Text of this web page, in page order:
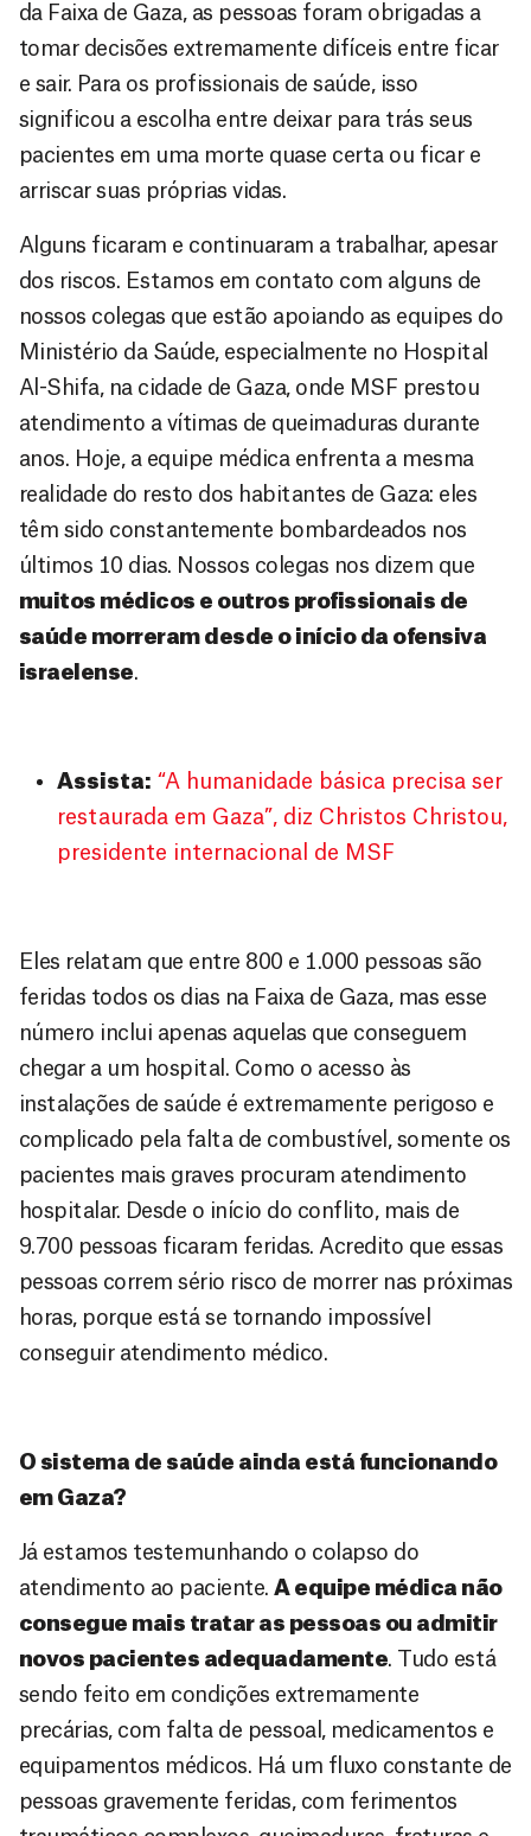
da Faixa de Gaza, as pessoas foram obrigadas a
tomar decisões extremamente difíceis entre ficar
e sair. Para os profissionais de saúde, isso
significou a escolha entre deixar para trás seus
pacientes em uma morte quase certa ou ficar e
arriscar suas próprias vidas.
Alguns ficaram e continuaram a trabalhar, apesar
dos riscos. Estamos em contato com alguns de
nossos colegas que estão apoiando as equipes do
Ministério da Saúde, especialmente no Hospital
Al-Shifa, na cidade de Gaza, onde MSF prestou
atendimento a vítimas de queimaduras durante
anos. Hoje, a equipe médica enfrenta a mesma
realidade do resto dos habitantes de Gaza: eles
têm sido constantemente bombardeados nos
últimos 10 dias. Nossos colegas nos dizem que
muitos médicos e outros profissionais de
saúde morreram desde o início da ofensiva
israelense.
Assista: “A humanidade básica precisa ser
restaurada em Gaza”, diz Christos Christou,
presidente internacional de MSF
Eles relatam que entre 800 e 1.000 pessoas são
feridas todos os dias na Faixa de Gaza, mas esse
número inclui apenas aquelas que conseguem
chegar a um hospital. Como o acesso às
instalações de saúde é extremamente perigoso e
complicado pela falta de combustível, somente os
pacientes mais graves procuram atendimento
hospitalar. Desde o início do conflito, mais de
9.700 pessoas ficaram feridas. Acredito que essas
pessoas correm sério risco de morrer nas próximas
horas, porque está se tornando impossível
conseguir atendimento médico.
O sistema de saúde ainda está funcionando
em Gaza?
Já estamos testemunhando o colapso do
atendimento ao paciente. A equipe médica não
consegue mais tratar as pessoas ou admitir
novos pacientes adequadamente. Tudo está
sendo feito em condições extremamente
precárias, com falta de pessoal, medicamentos e
equipamentos médicos. Há um fluxo constante de
pessoas gravemente feridas, com ferimentos